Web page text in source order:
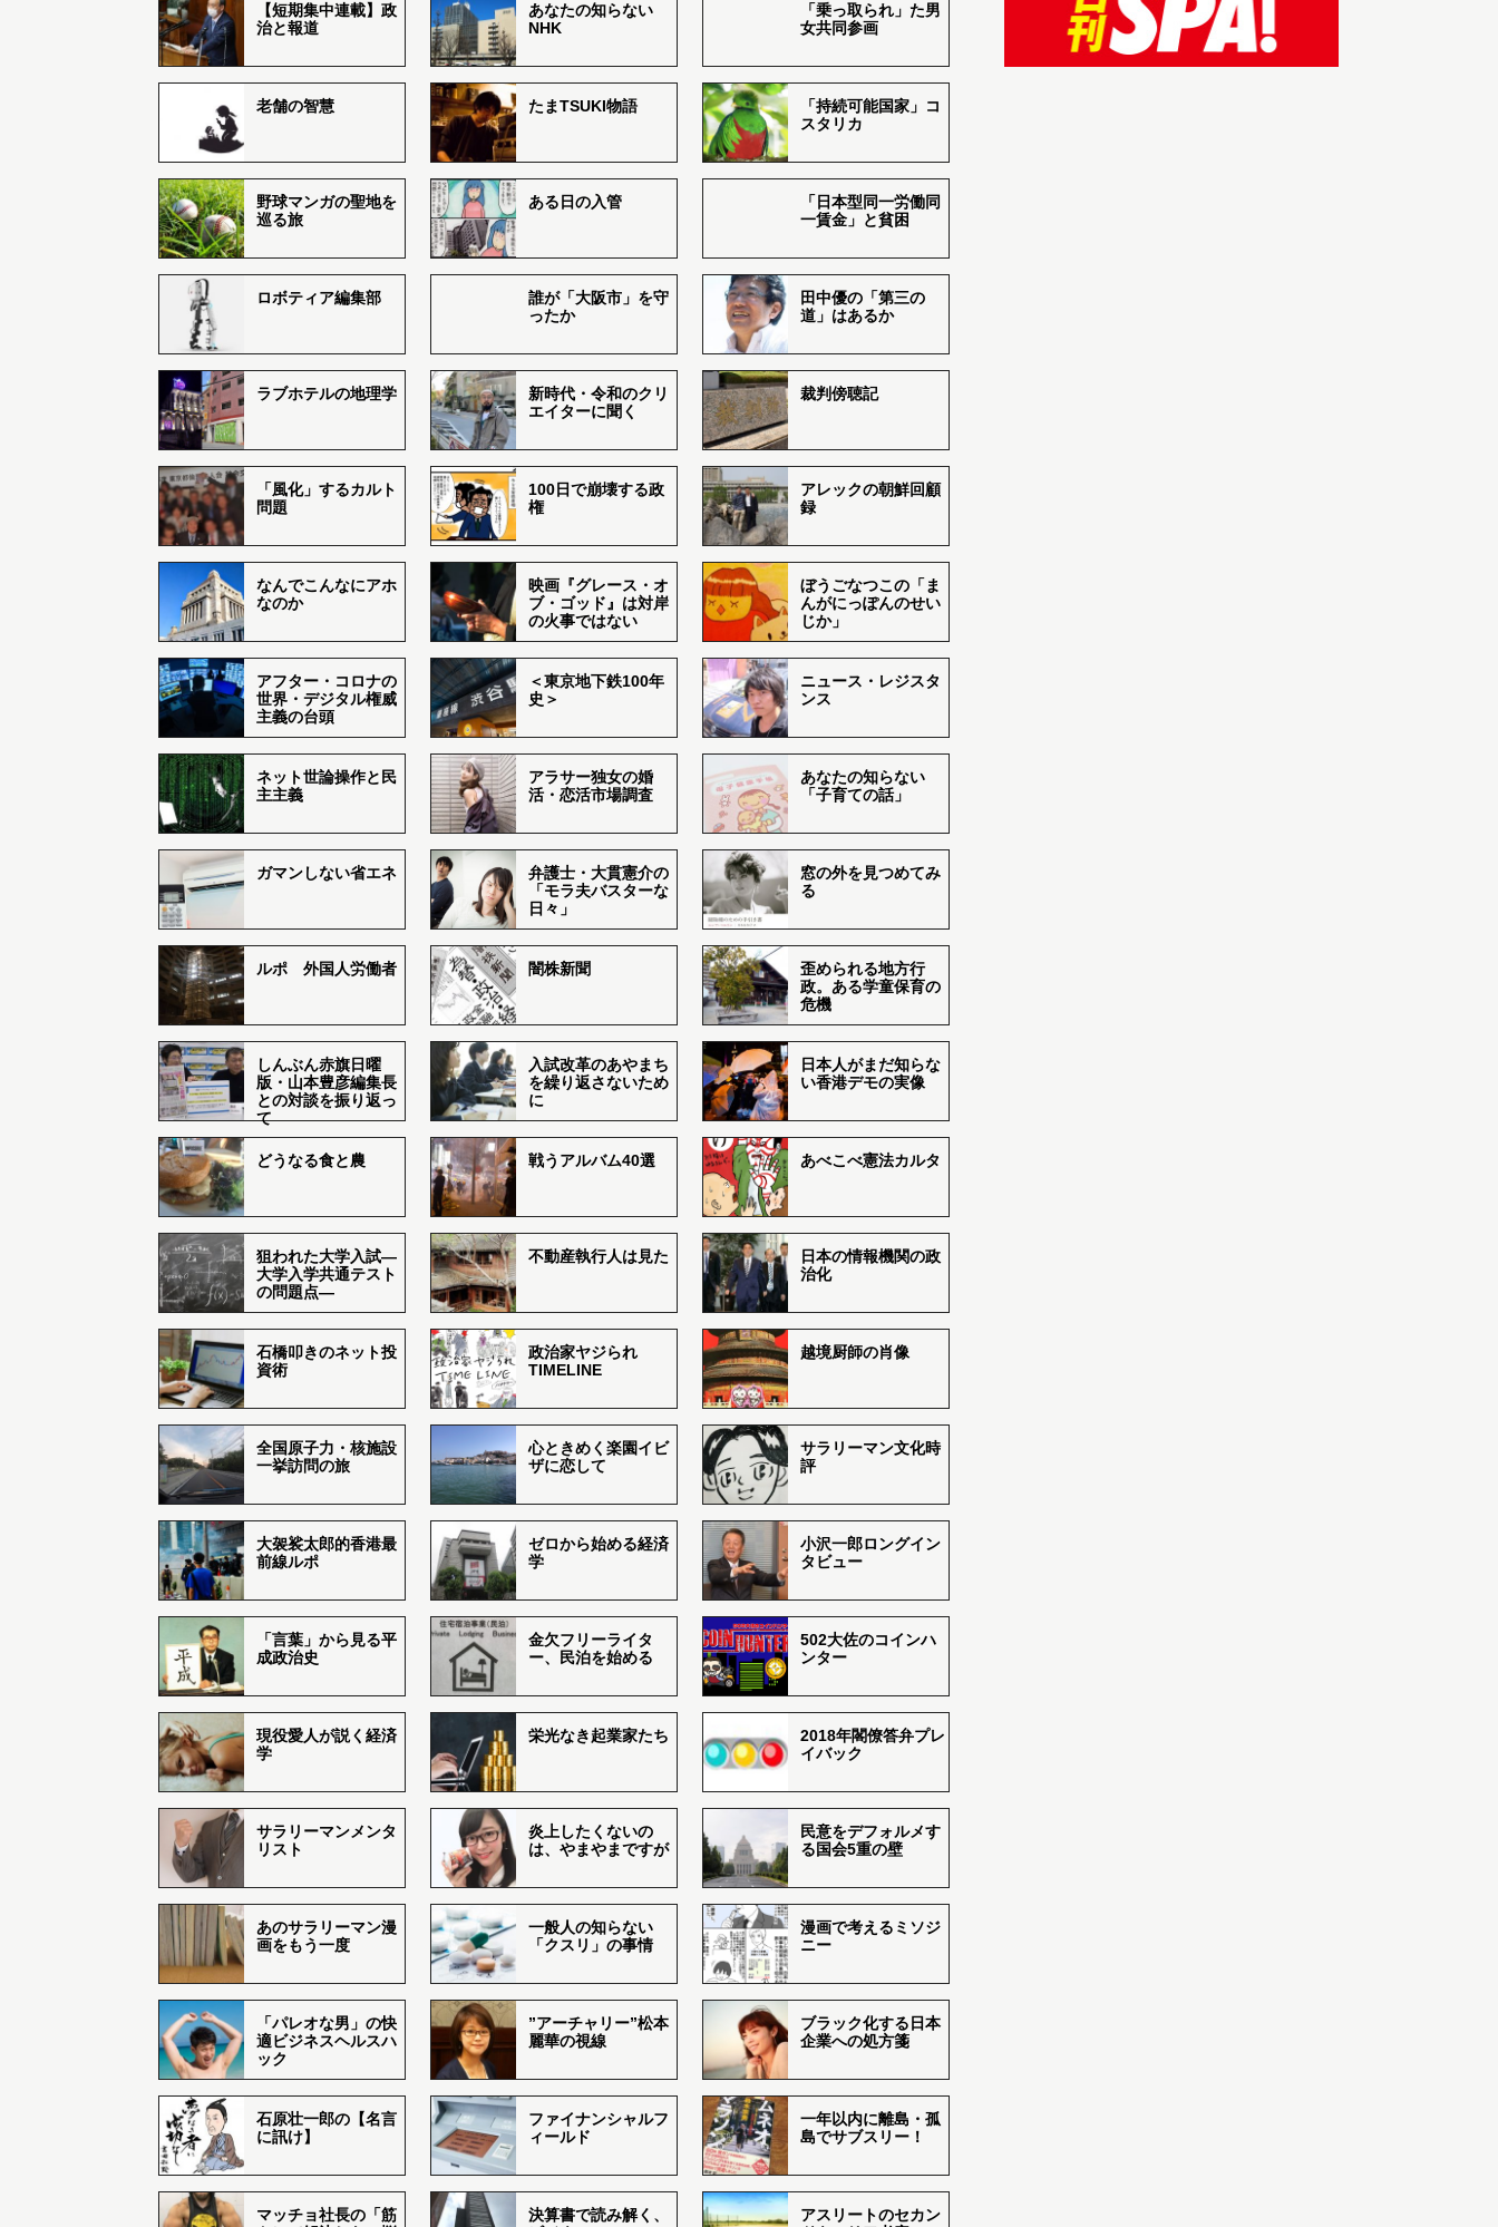
【短期集中連載】政
治と報道
あなたの知らない
NHK
「乗っ取られ」た男
女共同参画
老舗の智慧 たまTSUKI物語
「持続可能国家」コ
スタリカ
野球マンガの聖地を
巡る旅
ある日の入管
「日本型同一労働同
一賃金」と貧困
ロボティア編集部
誰が「大阪市」を守
ったか
田中優の「第三の
道」はあるか
ラブホテルの地理学
新時代・令和のクリ
エイターに聞く
裁判傍聴記
「風化」するカルト
問題
100日で崩壊する政
権
アレックの朝鮮回顧
録
なんでこんなにアホ
なのか
映画『グレース・オ
ブ・ゴッド』は対岸
の火事ではない
ぼうごなつこの「ま
んがにっぽんのせい
じか」
アフター・コロナの
世界・デジタル権威
主義の台頭
＜東京地下鉄100年
史＞
ニュース・レジスタ
ンス
ネット世論操作と民
主主義
アラサー独女の婚
活・恋活市場調査
あなたの知らない
「子育ての話」
ガマンしない省エネ
弁護士・大貫憲介の
「モラ夫バスターな
日々」
窓の外を見つめてみ
る
ルポ 外国人労働者 闇株新聞
歪められる地方行
政。ある学童保育の
危機
しんぶん赤旗日曜
版・山本豊彦編集長
との対談を振り返っ
て
入試改革のあやまち
を繰り返さないため
に
日本人がまだ知らな
い香港デモの実像
どうなる食と農 戦うアルバム40選 あべこべ憲法カルタ
狙われた大学入試―
大学入学共通テスト
の問題点―
不動産執行人は見た
日本の情報機関の政
治化
石橋叩きのネット投
資術
政治家ヤジられ
TIMELINE
越境厨師の肖像
全国原子力・核施設
一挙訪問の旅
心ときめく楽園イビ
ザに恋して
サラリーマン文化時
評
大袈裟太郎的香港最
前線ルポ
ゼロから始める経済
学
小沢一郎ロングイン
タビュー
「言葉」から見る平
成政治史
金欠フリーライタ
ー、民泊を始める
502大佐のコインハ
ンター
現役愛人が説く経済
学
栄光なき起業家たち
2018年閣僚答弁プレ
イバック
サラリーマンメンタ
リスト
炎上したくないの
は、やまやまですが
民意をデフォルメす
る国会5重の壁
あのサラリーマン漫
画をもう一度
一般人の知らない
「クスリ」の事情
漫画で考えるミソジ
ニー
「パレオな男」の快
適ビジネスヘルスハ
ック
”アーチャリー”松本
麗華の視線
ブラック化する日本
企業への処方箋
石原壮一郎の【名言
に訊け】
ファイナンシャルフ
ィールド
一年以内に離島・孤
島でサブスリー！
マッチョ社長の「筋
決算書で読み解く、
アスリートのセカン